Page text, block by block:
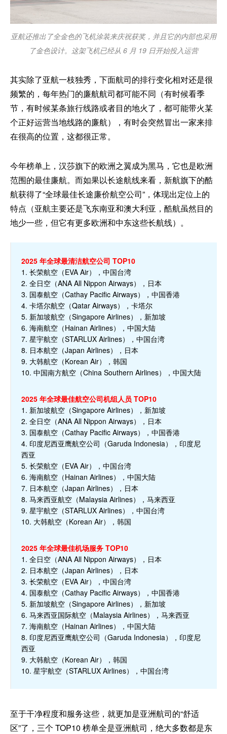
亚航还推出了全金色的飞机涂装来庆祝获奖，并且它的内部也采用
了金色设计。这架飞机已经从 6 月 19 日开始投入运营
其实除了亚航一枝独秀，下面航司的排行变化相对还是很
频繁的，每年热门的廉航航司都可能不同（有时候看季
节，有时候某条旅行线路或者目的地火了，都可能带火某
个正好运营当地线路的廉航），有时会突然冒出一家来排
在很高的位置，这都很正常。
今年榜单上，汉莎旗下的欧洲之翼成为黑马，它也是欧洲
范围的最佳廉航。而如果以长途航线来看，新航旗下的酷
航获得了“全球最佳长途廉价航空公司”，体现出定位上的
特点（亚航主要还是飞东南亚和澳大利亚，酷航虽然目的
地少一些，但它有更多欧洲和中东这些长航线）。
2025 年全球最清洁航空公司 TOP10
1. 长荣航空（EVA Air），中国台湾
2. 全日空（ANA All Nippon Airways），日本
3. 国泰航空（Cathay Pacific Airways），中国香港
4. 卡塔尔航空（Qatar Airways），卡塔尔
5. 新加坡航空（Singapore Airlines），新加坡
6. 海南航空（Hainan Airlines），中国大陆
7. 星宇航空（STARLUX Airlines），中国台湾
8. 日本航空（Japan Airlines），日本
9. 大韩航空（Korean Air），韩国
10. 中国南方航空（China Southern Airlines），中国大陆
2025 年全球最佳航空公司机组人员 TOP10
1. 新加坡航空（Singapore Airlines），新加坡
2. 全日空（ANA All Nippon Airways），日本
3. 国泰航空（Cathay Pacific Airways），中国香港
4. 印度尼西亚鹰航空公司（Garuda Indonesia），印度尼
西亚
5. 长荣航空（EVA Air），中国台湾
6. 海南航空（Hainan Airlines），中国大陆
7. 日本航空（Japan Airlines），日本
8. 马来西亚航空（Malaysia Airlines），马来西亚
9. 星宇航空（STARLUX Airlines），中国台湾
10. 大韩航空（Korean Air），韩国
2025 年全球最佳机场服务 TOP10
1. 全日空（ANA All Nippon Airways），日本
2. 日本航空（Japan Airlines），日本
3. 长荣航空（EVA Air），中国台湾
4. 国泰航空（Cathay Pacific Airways），中国香港
5. 新加坡航空（Singapore Airlines），新加坡
6. 马来西亚国际航空（Malaysia Airlines），马来西亚
7. 海南航空（Hainan Airlines），中国大陆
8. 印度尼西亚鹰航空公司（Garuda Indonesia），印度尼
西亚
9. 大韩航空（Korean Air），韩国
10. 星宇航空（STARLUX Airlines），中国台湾
至于干净程度和服务这些，就更加是亚洲航司的“舒适
区”了，三个 TOP10 榜单全是亚洲航司，绝大多数都是东